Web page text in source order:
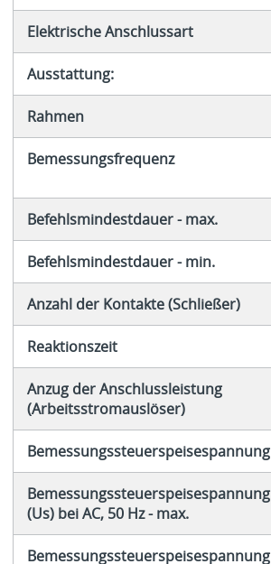
Elektrische Anschlussart
Ausstattung:
Rahmen
Bemessungsfrequenz
Befehlsmindestdauer - max.
Befehlsmindestdauer - min.
Anzahl der Kontakte (Schließer)
Reaktionszeit
Anzug der Anschlussleistung
(Arbeitsstromauslöser)
Bemessungssteuerspeisespannung
Bemessungssteuerspeisespannung
(Us) bei AC, 50 Hz - max.
Bemessungssteuerspeisespannung